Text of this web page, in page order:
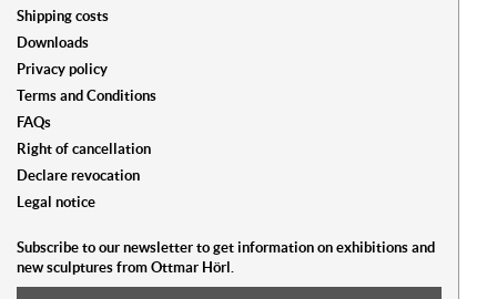
Shipping costs
Downloads
Privacy policy
Terms and Conditions
FAQs
Right of cancellation
Declare revocation
Legal notice
Subscribe to our newsletter to get information on exhibitions and
new sculptures from Ottmar Hörl.